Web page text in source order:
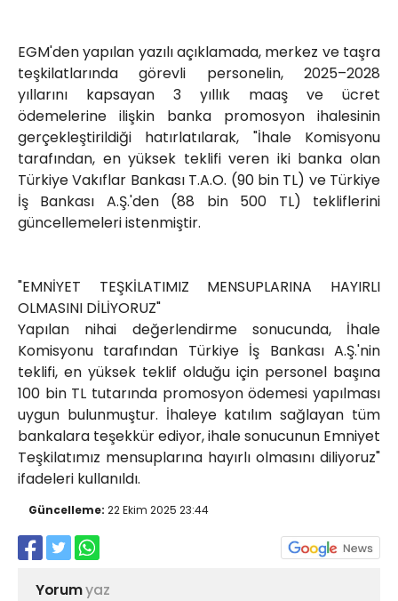
EGM'den yapılan yazılı açıklamada, merkez ve taşra
teşkilatlarında görevli personelin, 2025–2028
yıllarını kapsayan 3 yıllık maaş ve ücret
ödemelerine ilişkin banka promosyon ihalesinin
gerçekleştirildiği hatırlatılarak, "İhale Komisyonu
tarafından, en yüksek teklifi veren iki banka olan
Türkiye Vakıflar Bankası T.A.O. (90 bin TL) ve Türkiye
İş Bankası A.Ş.'den (88 bin 500 TL) tekliflerini
güncellemeleri istenmiştir.
"EMNİYET TEŞKİLATIMIZ MENSUPLARINA HAYIRLI
OLMASINI DİLİYORUZ"
Yapılan nihai değerlendirme sonucunda, İhale
Komisyonu tarafından Türkiye İş Bankası A.Ş.'nin
teklifi, en yüksek teklif olduğu için personel başına
100 bin TL tutarında promosyon ödemesi yapılması
uygun bulunmuştur. İhaleye katılım sağlayan tüm
bankalara teşekkür ediyor, ihale sonucunun Emniyet
Teşkilatımız mensuplarına hayırlı olmasını diliyoruz"
ifadeleri kullanıldı.
Güncelleme: 22 Ekim 2025 23:44
Yorumyaz